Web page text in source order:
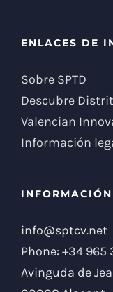
ENLACES DE
Sobre SPTD
Descubre
Valencian
Información
info@sptcv.net
Phone: +34 965
Avinguda de